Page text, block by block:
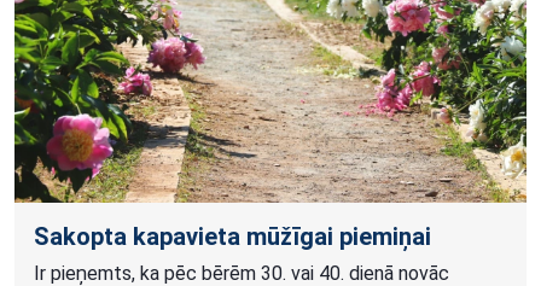
Sakopta kapavieta mūžīgai piemiņai
Ir pieņemts, ka pēc bērēm 30. vai 40. dienā novāc